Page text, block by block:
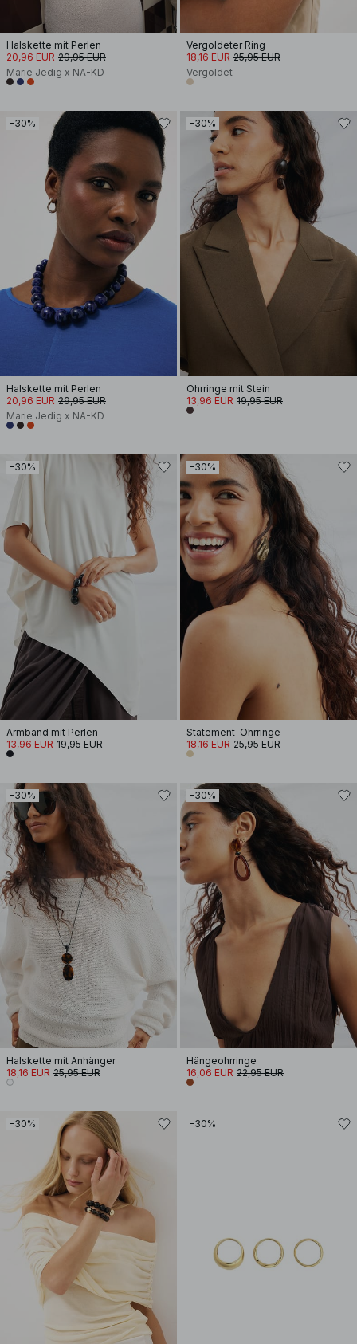
Halskette mit Perlen
20,96 EUR 29,95 EUR
Marie Jedig x NA-KD
Vergoldeter Ring
18,16 EUR 25,95 EUR
Vergoldet
-30%
Halskette mit Perlen
20,96 EUR 29,95 EUR
Marie Jedig x NA-KD
-30%
Ohrringe mit Stein
13,96 EUR 19,95 EUR
-30%
Armband mit Perlen
13,96 EUR 19,95 EUR
-30%
Statement-Ohrringe
18,16 EUR 25,95 EUR
-30%
Halskette mit Anhänger
18,16 EUR 25,95 EUR
-30%
Hängeohrringe
16,06 EUR 22,95 EUR
-30% -30%